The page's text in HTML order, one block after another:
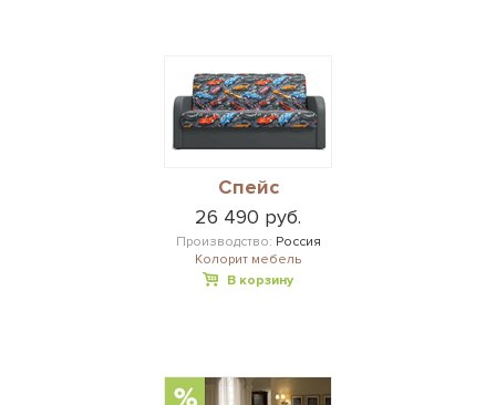
Спейс
26 490 руб.
Производство: Россия
Колорит мебель
В корзину